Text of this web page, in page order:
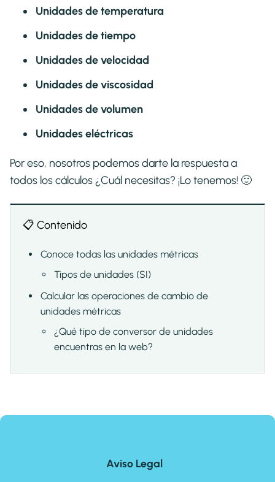
Unidades de temperatura
Unidades de tiempo
Unidades de velocidad
Unidades de viscosidad
Unidades de volumen
Unidades eléctricas
Por eso, nosotros podemos darte la respuesta a
todos los cálculos ¿Cuál necesitas? ¡Lo tenemos! 🙂
📋 Contenido
Conoce todas las unidades métricas
Tipos de unidades (SI)
Calcular las operaciones de cambio de
unidades métricas
¿Qué tipo de conversor de unidades
encuentras en la web?
Aviso Legal